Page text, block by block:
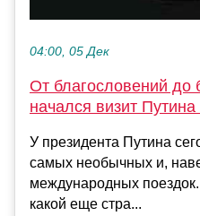
04:00, 05 Дек
От благословений до
начался визит
У президента Путина
самых необычных и,
международных
какой еще стра...